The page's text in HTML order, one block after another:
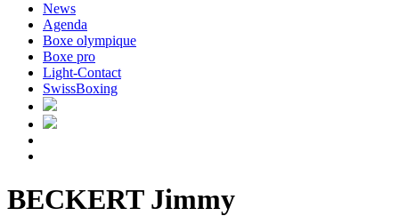
News
Agenda
Boxe olympique
Boxe pro
Light-Contact
SwissBoxing
BECKERT Jimmy